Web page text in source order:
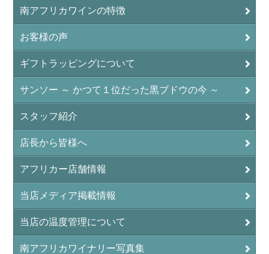
南アフリカワインの特徴
お客様の声
ギフトラッピングについて
サンソー ～ かつて１位だった黒ブドウの今 ～
スタッフ紹介
店長から皆様へ
アフリカー店舗情報
当店メディア掲載情報
当店の温度管理について
南アフリカワイナリー写真集